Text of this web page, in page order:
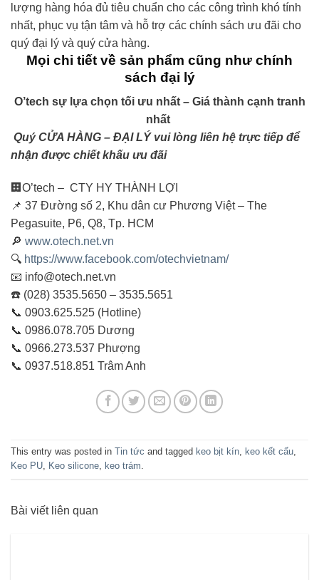
lượng hàng hóa đủ tiêu chuẩn cho các công trình khó tính
nhất, phục vụ tận tâm và hỗ trợ các chính sách ưu đãi cho
quý đại lý và quý cửa hàng.
Mọi chi tiết về sản phẩm cũng như chính
sách đại lý
O’tech sự lựa chọn tối ưu nhất – Giá thành cạnh tranh
nhất
Quý CỬA HÀNG – ĐẠI LÝ vui lòng liên hệ trực tiếp để
nhận được chiết khấu ưu đãi
🏢O’tech – CTY HY THÀNH LỢI
📌 37 Đường số 2, Khu dân cư Phương Việt – The
Pegasuite, P6, Q8, Tp. HCM
🔎 www.otech.net.vn
🔍 https://www.facebook.com/otechvietnam/
📧 info@otech.net.vn
☎️ (028) 3535.5650 – 3535.5651
📞 0903.625.525 (Hotline)
📞 0986.078.705 Dương
📞 0966.273.537 Phượng
📞 0937.518.851 Trâm Anh
This entry was posted in Tin tức and tagged keo bịt kín, keo kết cấu,
Keo PU, Keo silicone, keo trám.
Bài viết liên quan